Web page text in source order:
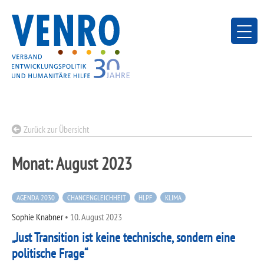
content
Zurück zur Übersicht
Monat:August 2023
AGENDA 2030 CHANCENGLEICHHEIT HLPF KLIMA
Sophie Knabner• 10. August 2023
„Just Transition ist keine technische, sondern eine
politische Frage“